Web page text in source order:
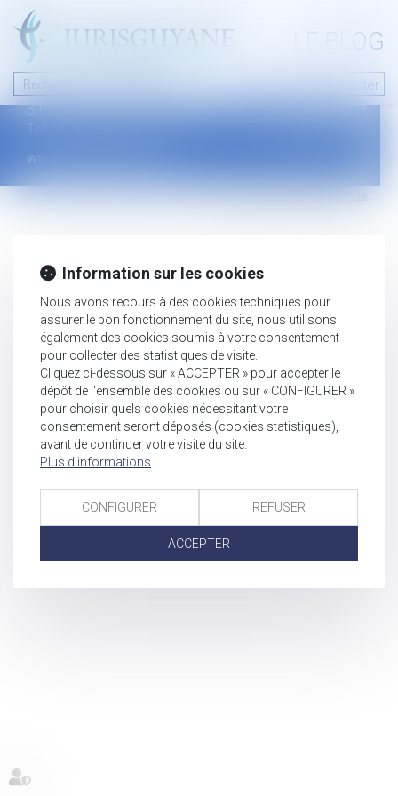
LE BLOG
Nous contacter
46 avenue de la liberté
B.P.315 - 97327 Cayenne Cedex
Tel : +594 594 29 45 35
www.jurisguyane.com
Mentions légales
Information sur les cookies
Nous avons recours à des cookies techniques pour
assurer le bon fonctionnement du site, nous utilisons
également des cookies soumis à votre consentement
pour collecter des statistiques de visite.
Cliquez ci-dessous sur « ACCEPTER » pour accepter le
dépôt de l'ensemble des cookies ou sur « CONFIGURER »
pour choisir quels cookies nécessitant votre
consentement seront déposés (cookies statistiques),
avant de continuer votre visite du site.
Plus d'informations
CONFIGURER REFUSER
ACCEPTER